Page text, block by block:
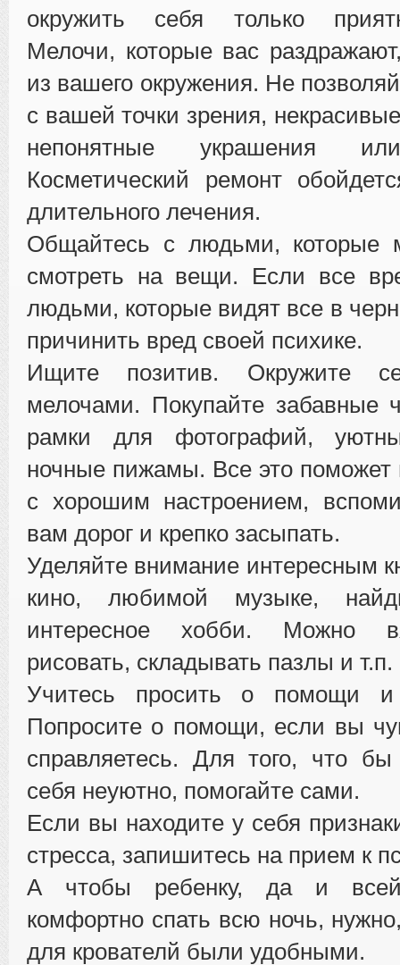
окружить себя только
Мелочи, которые вас
из вашего окружения. Не
с вашей точки зрения,
непонятные украшения
Косметический ремонт
длительного лечения.
Общайтесь с людьми, которые
смотреть на вещи. Если все
людьми, которые видят все в
причинить вред своей психике.
Ищите позитив. Окружите
мелочами. Покупайте забавные
рамки для фотографий,
ночные пижамы. Все это поможет
с хорошим настроением,
вам дорог и крепко засыпать.
Уделяйте внимание интересным
кино, любимой музыке,
интересное хобби. Можно
рисовать, складывать пазлы и т.п.
Учитесь просить о помощи и
Попросите о помощи, если вы
справляетесь. Для того, что бы
себя неуютно, помогайте сами.
Если вы находите у себя
стресса, запишитесь на прием к
А чтобы ребенку, да и
комфортно спать всю ночь,
для крователй были удобными.